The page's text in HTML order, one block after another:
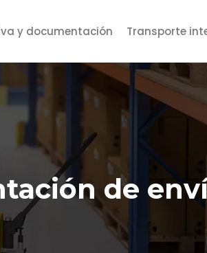
y documentación Transporte
de